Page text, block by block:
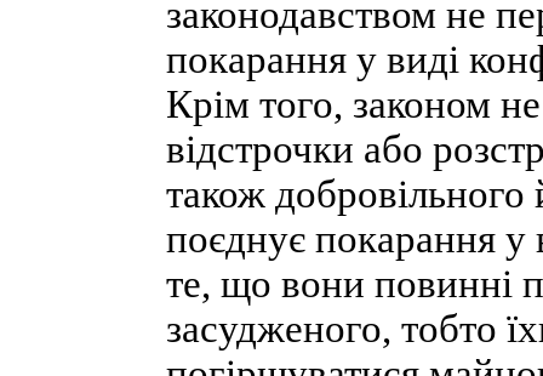
законодавством не
покарання у виді
Крім того, законом
відстрочки або
також
поєднує покарання у
те, що вони повинні
засудженого, тобто